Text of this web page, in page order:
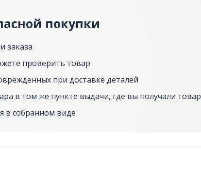
покупки
заказа
проверить товар
при доставке деталей
в том же пункте выдачи, где вы получали товар
в собранном виде